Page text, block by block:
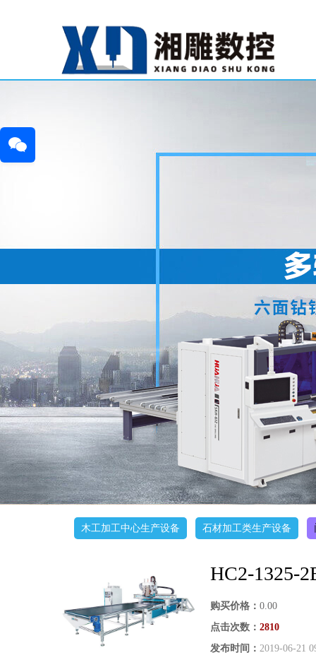
木工加工中心生产设备 石材加工类生产设备
HC2-1325-
购买价格： 0.00
点击次数： 2810
发布时间： 2019-06-21